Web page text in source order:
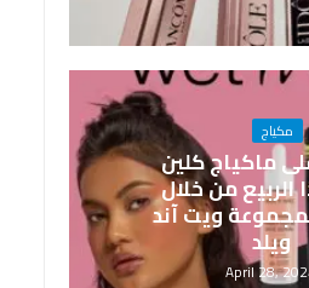
مكياج
ماكياج كلين
الربيع من خلال
ويت آند
ويلد
April 28,